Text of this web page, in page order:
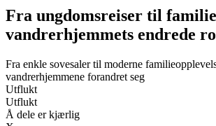
Fra ungdomsreiser til
vandrerhjemmets endrede
Fra enkle sovesaler til moderne
vandrerhjemmene forandret seg
Utflukt
Utflukt
Å dele er kjærlig